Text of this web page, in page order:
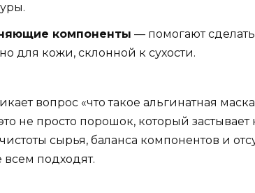
компоненты — помогают
для кожи, склонной к сухости.
вопрос «что такое альгинатная
не просто порошок, который
сырья, баланса компонентов и
всем подходят.